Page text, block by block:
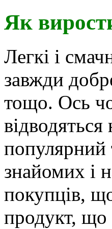
Як
Легкі і
завжди
тощо. Ось
популярний
знайомих і
покупців,
продукт,